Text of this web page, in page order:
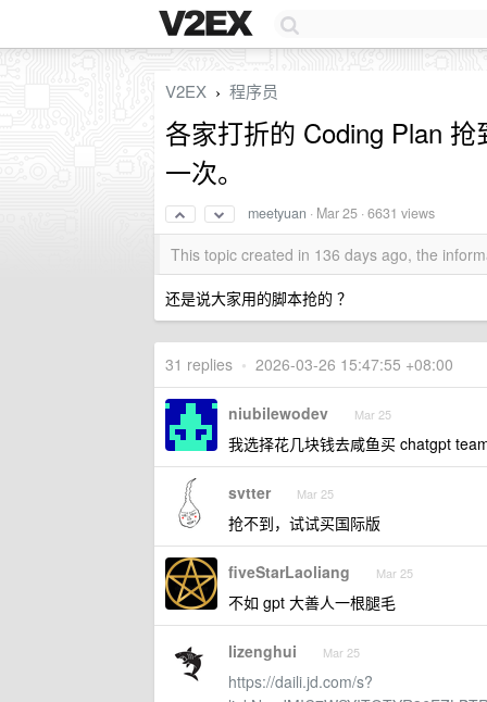
V2EX › 程序员
各家打折的 Coding Plan
一次。
meetyuan · Mar 25 · 6631 views
This topic created in 136 days ago, the
还是说大家用的脚本抢的 ？
31 replies • 2026-03-26 15:47:55 +08:00
niubilewodev Mar 25
我选择花几块钱去咸鱼买 chatgpt team
svtter Mar 25
抢不到，试试买国际版
fiveStarLaoliang Mar 25
不如 gpt 大善人一根腿毛
lizenghui Mar 25
https://daili.jd.com/s?